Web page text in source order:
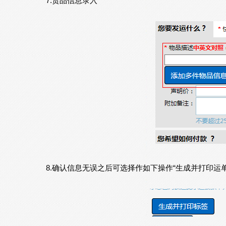
8.确认信息无误之后可选择作如下操作“生成并打印运